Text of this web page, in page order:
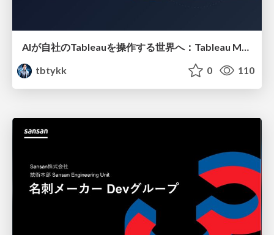
tbtykk
0 110